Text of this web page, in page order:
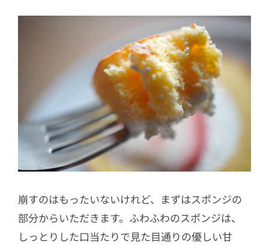
崩すのはもったいないけれど、まずはスポンジの
部分からいただきます。ふわふわのスポンジは、
しっとりした口当たりで見た目通りの優しい甘